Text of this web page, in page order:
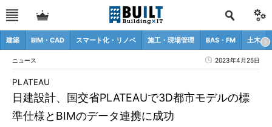
建築 BIM・CAD スマート化・リノベ 施工・現場管理 BAS・FM 土木
ニュース 2023年4月25日
日建設計、国交省PLATEAUで3D都市モデルの標
準仕様とBIMのデータ連携に成功
PLATEAU